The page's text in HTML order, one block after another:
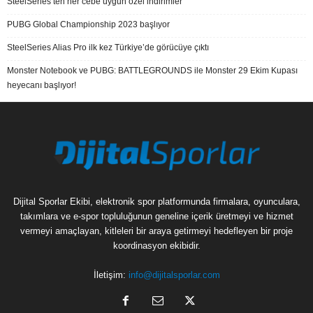
PUBG Global Championship 2023 başlıyor
SteelSeries Alias Pro ilk kez Türkiye’de görücüye çıktı
Monster Notebook ve PUBG: BATTLEGROUNDS ile Monster 29 Ekim Kupası
heyecanı başlıyor!
Dijital Sporlar Ekibi, elektronik spor platformunda firmalara, oyunculara,
takımlara ve e-spor topluluğunun geneline içerik üretmeyi ve hizmet
vermeyi amaçlayan, kitleleri bir araya getirmeyi hedefleyen bir proje
koordinasyon ekibidir.
İletişim: info@dijitalsporlar.com